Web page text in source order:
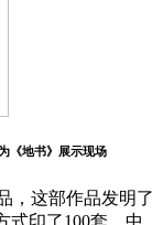
《地书》展示现场
，这部作品发明了
式印了100套。中